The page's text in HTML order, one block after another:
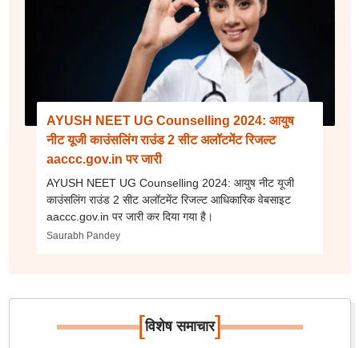
AYUSH NEET UG Counselling 2024: आयुष
नीट यूजी काउंसलिंग राउंड 2 सीट अलॉटमेंट रिजल्ट
aaccc.gov.in पर जारी
AYUSH NEET UG Counselling 2024: आयुष नीट यूजी
काउंसलिंग राउंड 2 सीट अलॉटमेंट रिजल्ट आधिकारिक वेबसाइट
aaccc.gov.in पर जारी कर दिया गया है।
Saurabh Pandey
[विशेष समाचार]